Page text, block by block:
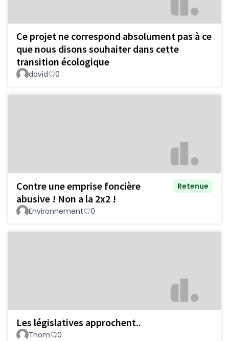
Ce projet ne correspond absolument pas à ce
que nous disons souhaiter dans cette
transition écologique
david 0
Contre une emprise foncière
abusive ! Non a la 2x2 !
Retenue
Environnement 0
Les législatives approchent..
Thom 0